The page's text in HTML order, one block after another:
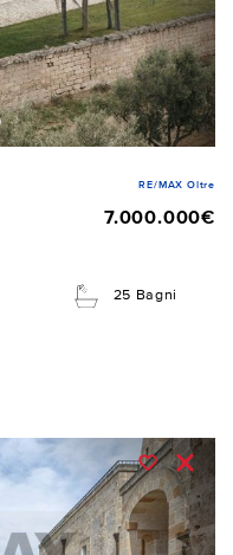
RE/MAX Oltre
7.000.000€
25 Bagni